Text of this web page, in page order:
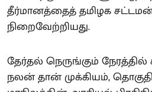
தீர்மானத்தைத் தமிழக
நிறைவேற்றியது.
தேர்தல் நெருங்கும் நேரத்தில்
நலன் தான் முக்கியம்,